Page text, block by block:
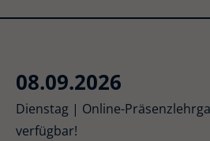
08.09.2026
Dienstag | Online-
verfügbar!